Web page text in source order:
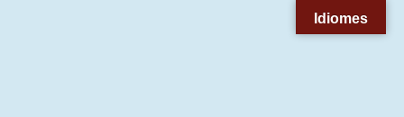
Idiomes